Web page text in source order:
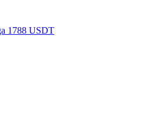
1788 USDT